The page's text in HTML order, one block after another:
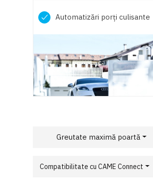
Automatizări porți culisante
Greutate maximă poartă
Compatibilitate cu CAME Connect